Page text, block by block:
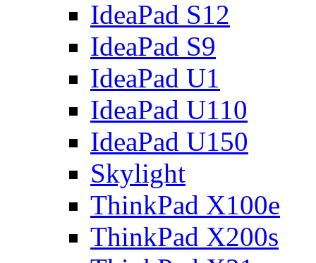
IdeaPad S12
IdeaPad S9
IdeaPad U1
IdeaPad U110
IdeaPad U150
Skylight
ThinkPad X100e
ThinkPad X200s